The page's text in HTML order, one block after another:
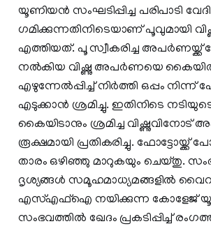
യൂണിയൻ സംഘടിപ്പിച്ച പരിപാടി
ഗമിക്കുന്നതിനിടെയാണ് പൂവുമായി
എത്തിയത്. പൂ സ്വീകരിച്ച
നൽകിയ വിഷ്ണു അപർണയെ കൈയിൽ
എഴുന്നേൽപ്പിച്ച് നിർത്തി ഒപ്പം നിന്ന്
എടുക്കാൻ ശ്രമിച്ചു. ഇതിനിടെ
കൈയിടാനും ശ്രമിച്ച വിഷ്ണുവിനോട്
രൂക്ഷമായി പ്രതികരിച്ചു. ഫോട്ടോയ്ക്ക്
താരം ഒഴി‍ഞ്ഞു മാറുകയും ചെയ്തു.
ദൃശ്യങ്ങൾ സമൂഹമാധ്യമങ്ങളിൽ
എസ്എഫ്ഐ നയിക്കുന്ന കോളേജ്
സംഭവത്തിൽ ഖേദം പ്രകടിപ്പിച്ച്